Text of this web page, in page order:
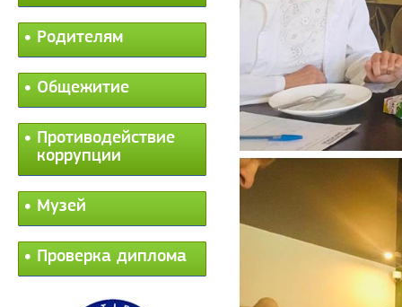
Родителям
Общежитие
Противодействие
коррупции
Музей
Проверка диплома